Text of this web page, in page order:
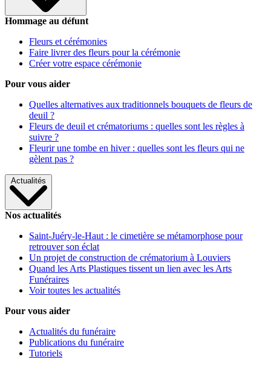
Hommage au défunt
Fleurs et cérémonies
Faire livrer des fleurs pour la cérémonie
Créer votre espace cérémonie
Pour vous aider
Quelles alternatives aux traditionnels bouquets de fleurs de
deuil ?
Fleurs de deuil et crématoriums : quelles sont les règles à
suivre ?
Fleurir une tombe en hiver : quelles sont les fleurs qui ne
gèlent pas ?
Actualités
Nos actualités
Saint-Juéry-le-Haut : le cimetière se métamorphose pour
retrouver son éclat
Un projet de construction de crématorium à Louviers
Quand les Arts Plastiques tissent un lien avec les Arts
Funéraires
Voir toutes les actualités
Pour vous aider
Actualités du funéraire
Publications du funéraire
Tutoriels